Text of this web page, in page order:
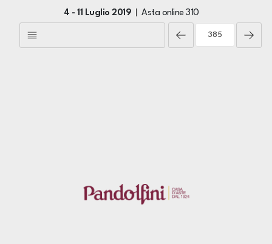
4 -11 Luglio 2019 Asta online310